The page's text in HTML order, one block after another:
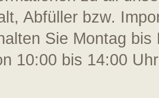
Abfüller bzw.
Sie Montag
10:00 bis 14:00